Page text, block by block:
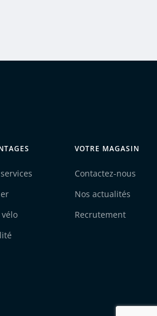
VOTRE MAGASIN
Contactez-nous
Nos actualités
Recrutement